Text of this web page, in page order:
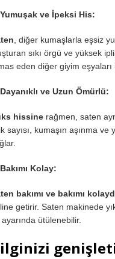
ve İpeksi His:
, diğer kumaşlarla eşsiz
sıkı örgü ve yüksek
eden diğer giyim eşyaları
ve Uzun Ömürlü:
hissine rağmen, saten
sayısı, kumaşın aşınma
Kolay:
bakımı ve bakımı
getirir. Saten makinede
ayarında ütülenebilir.